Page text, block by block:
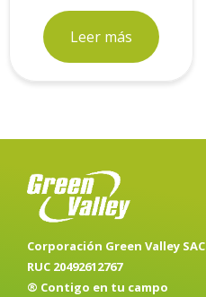
Leer más
Corporación Green Valley SAC
RUC 20492612767
® Contigo en tu campo